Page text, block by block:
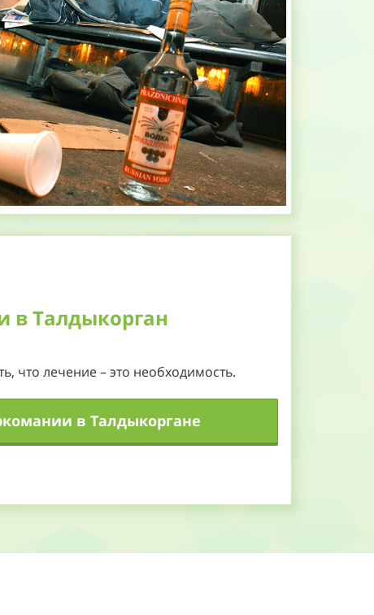
в Талдыкорган
что лечение – это необходимость.
в Талдыкоргане